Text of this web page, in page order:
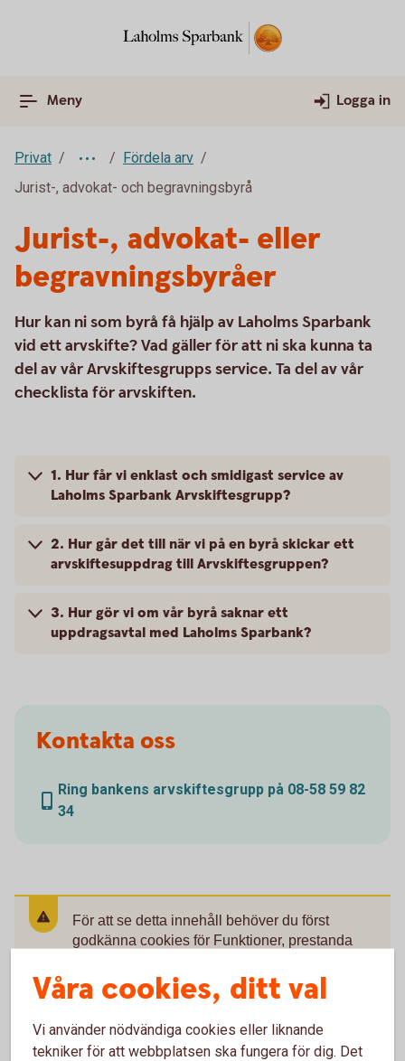
Meny Logga in
Privat
Fördela arv
Jurist-, advokat- och begravningsbyrå
Jurist-, advokat- eller
begravningsbyråer
Hur kan ni som byrå få hjälp av Laholms Sparbank
vid ett arvskifte? Vad gäller för att ni ska kunna ta
del av vår Arvskiftesgrupps service. Ta del av vår
checklista för arvskiften.
1. Hur får vi enklast och smidigast service av
Laholms Sparbank Arvskiftesgrupp?
2. Hur går det till när vi på en byrå skickar ett
arvskiftesuppdrag till Arvskiftesgruppen?
3. Hur gör vi om vår byrå saknar ett
uppdragsavtal med Laholms Sparbank?
Kontakta oss
Ring bankens arvskiftesgrupp på 08-58 59 82
34
För att se detta innehåll behöver du först
godkänna cookies för Funktioner, prestanda
Inställningar för cookies
Våra cookies, ditt val
Vi använder nödvändiga cookies eller liknande
tekniker för att webbplatsen ska fungera för dig. Det